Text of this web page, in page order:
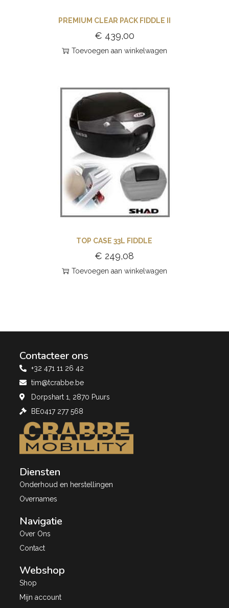
PREMIUM CLEAR PACK FIDDLE II
€ 439,00
Toevoegen aan winkelwagen
TOP CASE 33L FIDDLE
€ 249,08
Toevoegen aan winkelwagen
Contacteer ons
+32 471 11 26 42
tim@tcrabbe.be
Dorpshart 1, 2870 Puurs
BE0417 277 568
Diensten
Onderhoud en herstellingen
Overnames
Navigatie
Over Ons
Contact
Webshop
Shop
Mijn account